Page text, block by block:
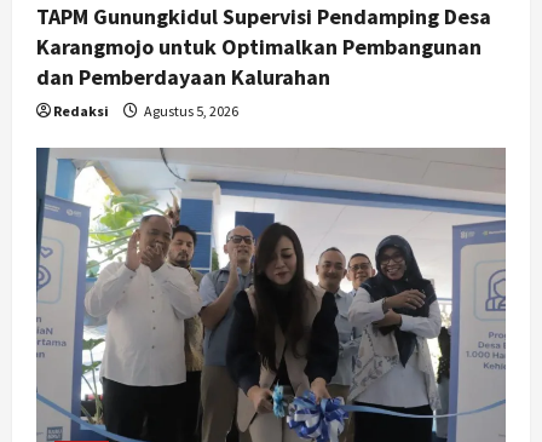
TAPM Gunungkidul Supervisi Pendamping Desa
Karangmojo untuk Optimalkan Pembangunan
dan Pemberdayaan Kalurahan
Redaksi Agustus 5, 2026